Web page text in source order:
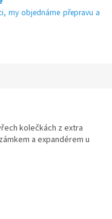
my objednáme přepravu a
kolečkách z extra
a expandérem u